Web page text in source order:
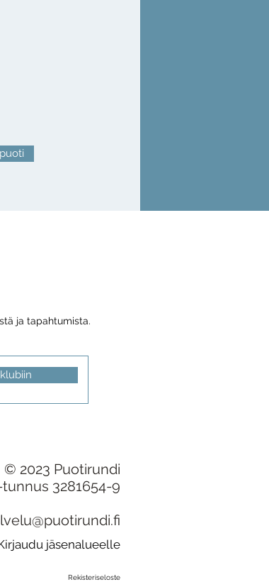
ja tapahtumista.
© 2023 Puotirundi
3281654-9
jäsenalueelle
Rekisteriseloste